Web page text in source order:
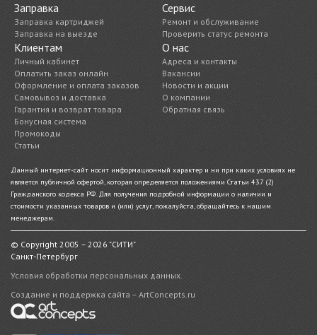
Заправка
Заправка картриджей
Заправка на выезде
Сервис
Ремонт и обслуживание
Проверить статус ремонта
Клиентам
Личный кабинет
Оплатить заказ онлайн
Оформление и оплата заказов
Самовывоз и доставка
Гарантия и возврат товара
Бонусная система
Промокоды
Статьи
О нас
Адреса и контакты
Вакансии
Новости и акции
О компании
Обратная связь
Данный интернет-сайт носит информационный характер и ни при каких условиях не
является публичной офертой, которая определяется положениями Статьи 437 (2)
Гражданского кодекса РФ. Для получения подробной информации о наличии и
стоимости указанных товаров и (или) услуг, пожалуйста, обращайтесь к нашим
менеджерам.
© Copyright 2005 – 2026 "СИТИ"
Санкт-Петербург
Условия обработки персональных данных.
Создание и поддержка сайта – ArtConcepts.ru